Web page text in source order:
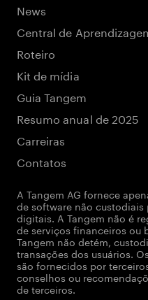
News
Central de
Roteiro
Kit de mídia
Guia Tangem
Resumo anual de 2025
Carreiras
Contatos
A Tangem AG fornece
de software não
digitais. A Tangem não é
de serviços financeiros ou
Tangem não detém,
transações dos usuários.
são fornecidos por
conselhos ou
de terceiros.